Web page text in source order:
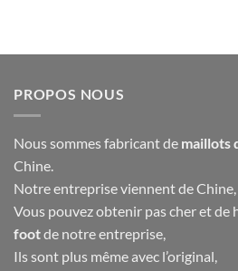
PROPOS NOUS
Nous sommes fabricant de maillots
Chine.
Notre entreprise viennent de Chine,
Vous pouvez obtenir pas cher et de
footde notre entreprise,
Ils sont plus même avec l’original,